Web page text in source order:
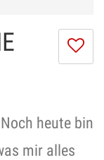
heute bin
mir alles